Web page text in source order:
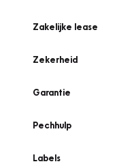
Zakelijke lease
Zekerheid
Garantie
Pechhulp
Labels